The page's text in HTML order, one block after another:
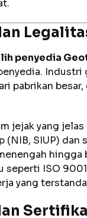
penyedia
pabrikan
jejak yang
SIUP) dan
hingga
ISO
yang